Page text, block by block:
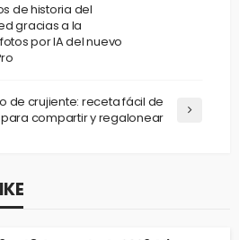
de historia del
gracias a la
por IA del nuevo
de crujiente: receta fácil de
compartir y regalonear